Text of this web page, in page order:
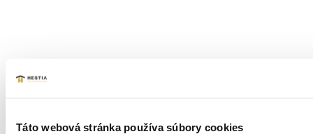
Táto webová stránka používa súbory cookies